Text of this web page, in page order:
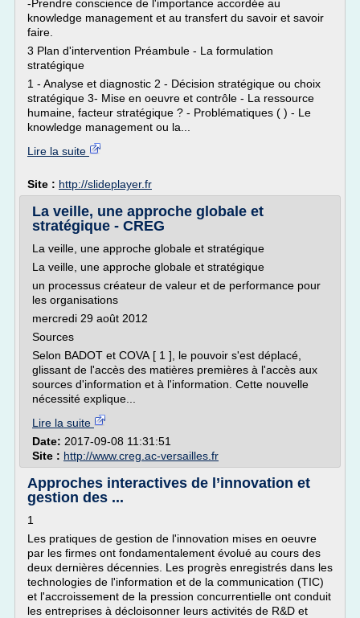
-Prendre conscience de l'importance accordée au
knowledge management et au transfert du savoir et savoir
faire.
3 Plan d'intervention Préambule - La formulation
stratégique
1 - Analyse et diagnostic 2 - Décision stratégique ou choix
stratégique 3- Mise en oeuvre et contrôle - La ressource
humaine, facteur stratégique ? - Problématiques ( ) - Le
knowledge management ou la...
Lire la suite
Site : http://slideplayer.fr
La veille, une approche globale et
stratégique - CREG
La veille, une approche globale et stratégique
La veille, une approche globale et stratégique
un processus créateur de valeur et de performance pour
les organisations
mercredi 29 août 2012
Sources
Selon BADOT et COVA [ 1 ], le pouvoir s'est déplacé,
glissant de l'accès des matières premières à l'accès aux
sources d'information et à l'information. Cette nouvelle
nécessité explique...
Lire la suite
Date: 2017-09-08 11:31:51
Site : http://www.creg.ac-versailles.fr
Approches interactives de l’innovation et
gestion des ...
1
Les pratiques de gestion de l'innovation mises en oeuvre
par les firmes ont fondamentalement évolué au cours des
deux dernières décennies. Les progrès enregistrés dans les
technologies de l'information et de la communication (TIC)
et l'accroissement de la pression concurrentielle ont conduit
les entreprises à décloisonner leurs activités de R&D et